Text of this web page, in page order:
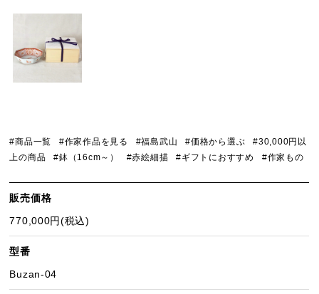
#商品一覧 #作家作品を見る #福島武山 #価格から選ぶ
#30,000円以
上の商品
#鉢（16cm～） #赤絵細描 #ギフトにおすすめ #作家もの
販売価格
770,000円(税込)
型番
Buzan-04